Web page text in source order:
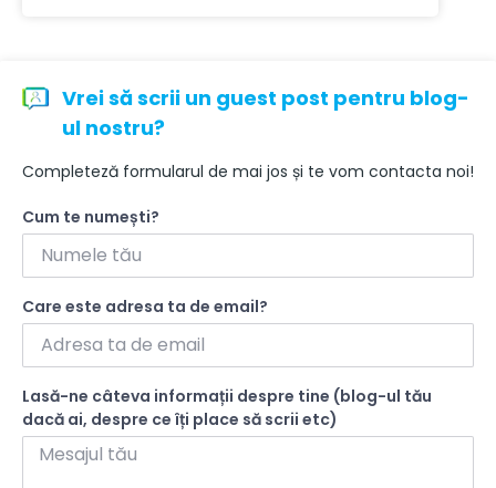
Vrei să scrii un guest post pentru blog-
ul nostru?
Completeză formularul de mai jos și te vom contacta noi!
Cum te numești?
Care este adresa ta de email?
Lasă-ne câteva informații despre tine (blog-ul tău
dacă ai, despre ce îți place să scrii etc)